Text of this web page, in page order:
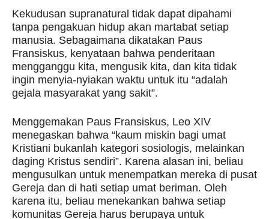
Kekudusan supranatural tidak dapat dipahami
tanpa pengakuan hidup akan martabat setiap
manusia. Sebagaimana dikatakan Paus
Fransiskus, kenyataan bahwa penderitaan
mengganggu kita, mengusik kita, dan kita tidak
ingin menyia-nyiakan waktu untuk itu “adalah
gejala masyarakat yang sakit”.
Menggemakan Paus Fransiskus, Leo XIV
menegaskan bahwa “kaum miskin bagi umat
Kristiani bukanlah kategori sosiologis, melainkan
daging Kristus sendiri”. Karena alasan ini, beliau
mengusulkan untuk menempatkan mereka di pusat
Gereja dan di hati setiap umat beriman. Oleh
karena itu, beliau menekankan bahwa setiap
komunitas Gereja harus berupaya untuk